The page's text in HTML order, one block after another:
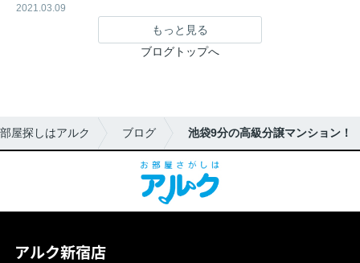
2021.03.09
もっと見る
ブログトップへ
屋探しはアルク ブログ 池袋9分の高級分譲マンション！
アルク新宿店